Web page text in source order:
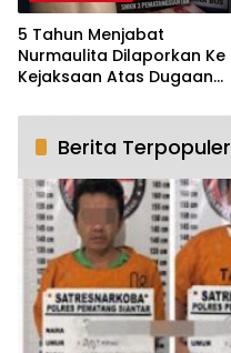
5 Tahun Menjabat
Nurmaulita Dilaporkan Ke
Kejaksaan Atas Dugaan
Dana Bos SMKN -3
Pematangsiantar
Berita Terpopuler